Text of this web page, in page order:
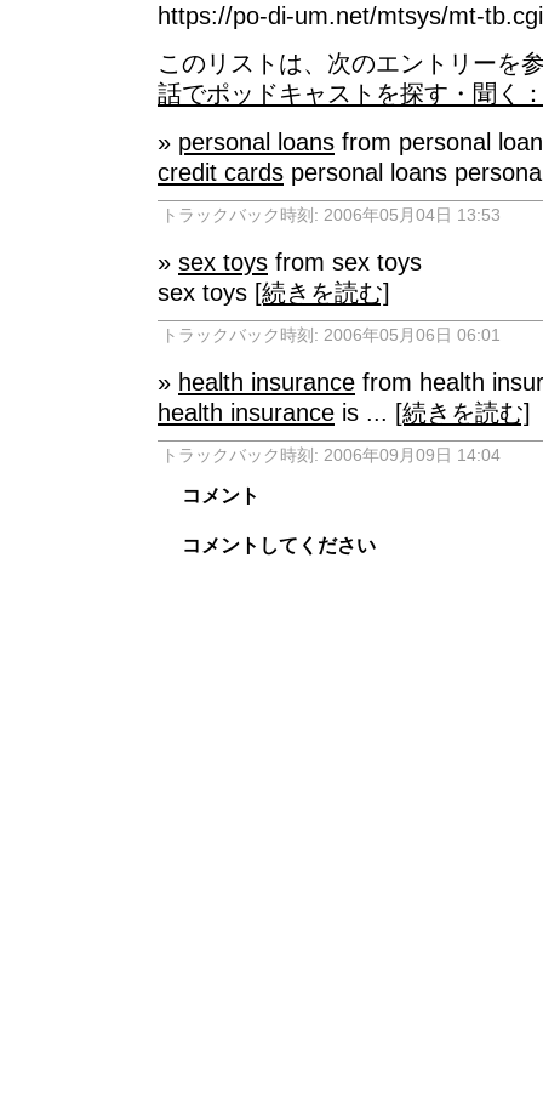
https://po-di-um.net/mtsys/mt-
このリストは、次のエントリーを
話でポッドキャストを探す・聞く
» personal loans from personal
credit cards personal loans
トラックバック時刻: 2006年05月04日 13:53
» sex toys from sex toys
sex toys [続きを読む]
トラックバック時刻: 2006年05月06日 06:01
» health insurance from health
health insurance is ... [続きを読む]
トラックバック時刻: 2006年09月09日 14:04
コメント
コメントしてください